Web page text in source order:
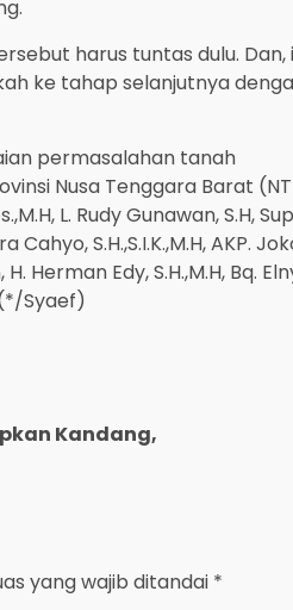
harus tuntas dulu.
ke tahap selanjutnya
permasalahan tanah
Nusa Tenggara Barat
L. Rudy Gunawan, S.H,
Cahyo, S.H.,S.I.K.,M.H, AKP.
Herman Edy, S.H.,M.H, Bq.
(*/Syaef)
Kandang,
yang wajib ditandai *